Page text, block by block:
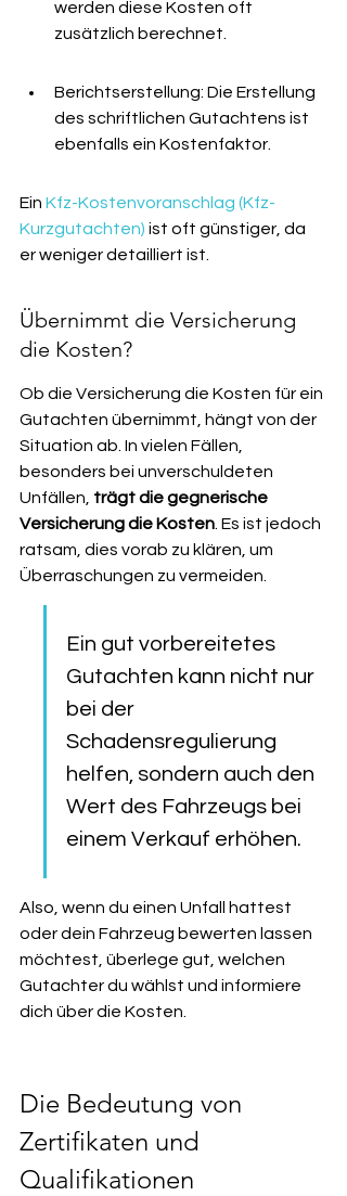
werden diese Kosten oft
zusätzlich berechnet.
Berichtserstellung: Die Erstellung
des schriftlichen Gutachtens ist
ebenfalls ein Kostenfaktor.
Ein Kfz-Kostenvoranschlag (Kfz-
Kurzgutachten) ist oft günstiger, da
er weniger detailliert ist.
Übernimmt die Versicherung
die Kosten?
Ob die Versicherung die Kosten für ein
Gutachten übernimmt, hängt von der
Situation ab. In vielen Fällen,
besonders bei unverschuldeten
Unfällen, trägt die gegnerische
Versicherung die Kosten . Es ist jedoch
ratsam, dies vorab zu klären, um
Überraschungen zu vermeiden.
Ein gut vorbereitetes
Gutachten kann nicht nur
bei der
Schadensregulierung
helfen, sondern auch den
Wert des Fahrzeugs bei
einem Verkauf erhöhen.
Also, wenn du einen Unfall hattest
oder dein Fahrzeug bewerten lassen
möchtest, überlege gut, welchen
Gutachter du wählst und informiere
dich über die Kosten.
Die Bedeutung von
Zertifikaten und
Qualifikationen